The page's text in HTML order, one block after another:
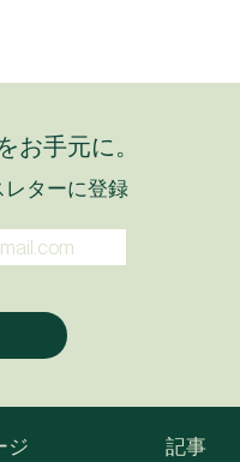
お手元に。
レターに登録
ジ
記事